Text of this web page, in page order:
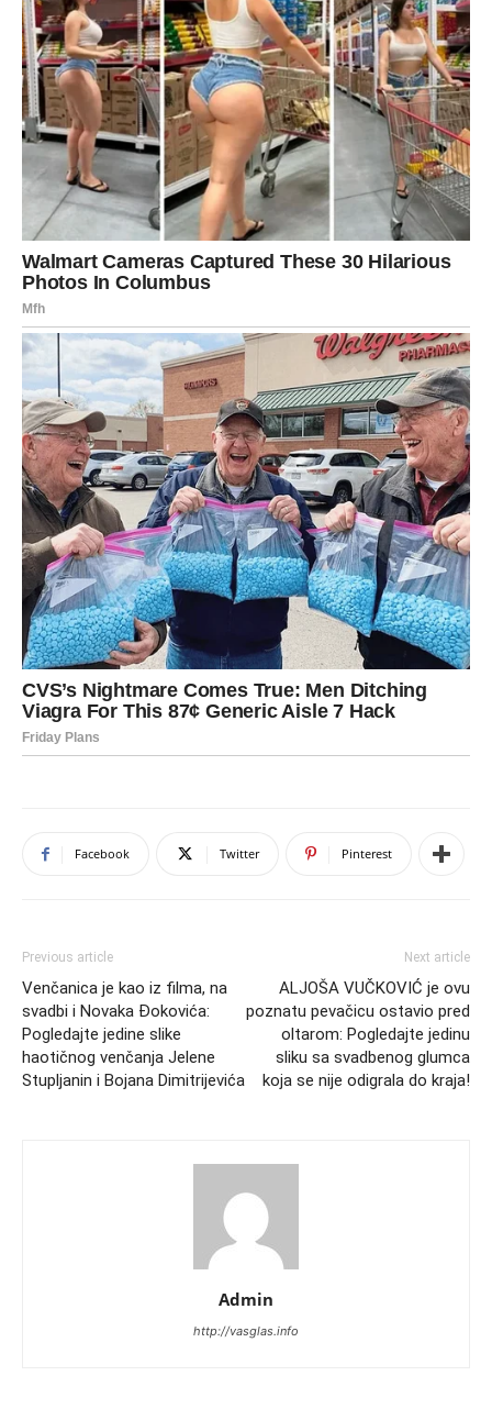
Facebook Twitter Pinterest
Previous article
Venčanica je kao iz filma, na
svadbi i Novaka Đokovića:
Pogledajte jedine slike
haotičnog venčanja Jelene
Stupljanin i Bojana Dimitrijevića
Next article
ALJOŠA VUČKOVIĆ je ovu
poznatu pevačicu ostavio pred
oltarom: Pogledajte jedinu
sliku sa svadbenog glumca
koja se nije odigrala do kraja!
Admin
http://vasglas.info